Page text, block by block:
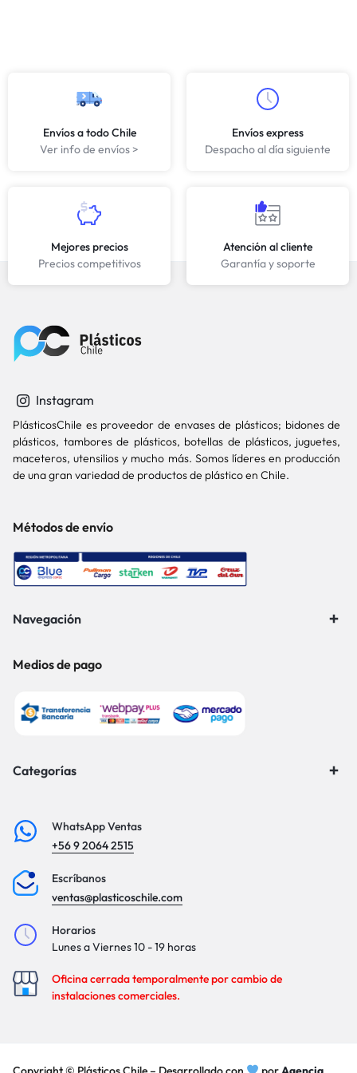
Envíos a todo Chile
Ver info de envíos >
Envíos express
Despacho al día siguiente
Mejores precios
Precios competitivos
Atención al cliente
Garantía y soporte
Instagram
PlásticosChile es proveedor de envases de plásticos; bidones de
plásticos, tambores de plásticos, botellas de plásticos, juguetes,
maceteros, utensilios y mucho más. Somos líderes en producción
de una gran variedad de productos de plástico en Chile.
Métodos de envío
Navegación
Medios de pago
Categorías
WhatsApp Ventas
+56 9 2064 2515
Escríbanos
ventas@plasticoschile.com
Horarios
Lunes a Viernes 10 - 19 horas
Oficina cerrada temporalmente por cambio de
instalaciones comerciales.